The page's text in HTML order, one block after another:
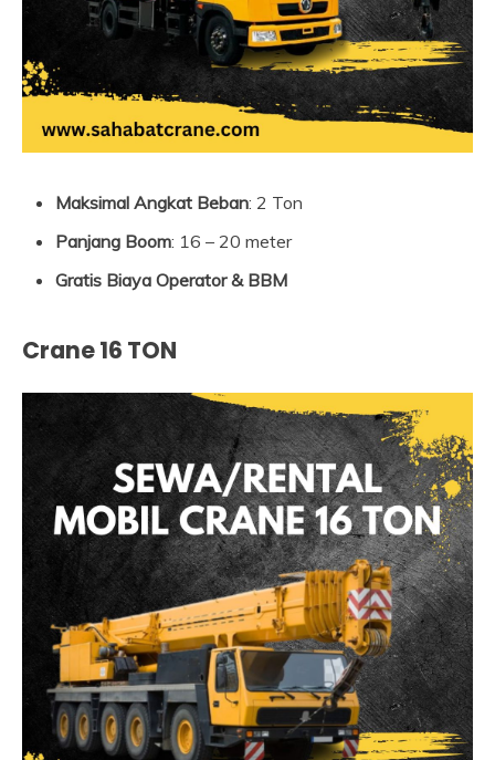
Maksimal Angkat Beban: 2 Ton
Panjang Boom: 16 – 20 meter
Gratis Biaya Operator & BBM
Crane 16 TON